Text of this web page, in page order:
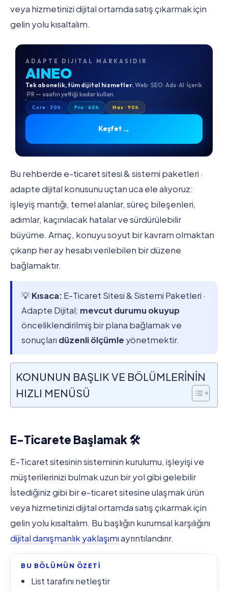
veya hizmetinizi dijital ortamda satış çıkarmak için
gelin yolu kısaltalım.
ADAPTE DIJITAL MARKASIDIR
AINEO
Tek abonelik, tüm dijital hizmetler. Web · SEO · Ads · AI · İçerik
· PR — saatin yettiği kadar kullan.
Core · 30h Pro · 60h Max · 90h
Keşfet→
Bu rehberde e-ticaret sitesi & sistemi paketleri ·
adapte dijital konusunu uçtan uca ele alıyoruz:
işleyiş mantığı, temel alanlar, süreç bileşenleri,
adımlar, kaçınılacak hatalar ve sürdürülebilir
büyüme. Amaç, konuyu soyut bir kavram olmaktan
çıkarıp her ay hesabı verilebilen bir düzene
bağlamaktır.
💡Kısaca: E-Ticaret Sitesi & Sistemi Paketleri ·
Adapte Dijital; mevcut durumu okuyup
önceliklendirilmiş bir plana bağlamak ve
sonuçları düzenli ölçümle yönetmektir.
KONUNUN BAŞLIK VE BÖLÜMLERİNİN
HIZLI MENÜSÜ
E-Ticarete Başlamak 🛠️
E-Ticaret sitesinin sisteminin kurulumu, işleyişi ve
müşterilerinizi bulmak uzun bir yol gibi gelebilir
İstediğiniz gibi bir e-ticaret sitesine ulaşmak ürün
veya hizmetinizi dijital ortamda satış çıkarmak için
gelin yolu kısaltalım. Bu başlığın kurumsal karşılığını
dijital danışmanlık yaklaşımıayrıntılandırır.
BU BÖLÜMÜN ÖZETİ
List tarafını netleştir